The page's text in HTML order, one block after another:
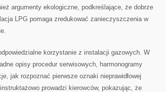
argumenty ekologiczne, podkreślające, że dobrze
LPG pomaga zredukować zanieczyszczenia w
korzystanie z instalacji gazowych. W
opisy procedur serwisowych, harmonogramy
jak rozpoznać pierwsze oznaki nieprawidłowej
prowadzi kierowców, pokazując, że